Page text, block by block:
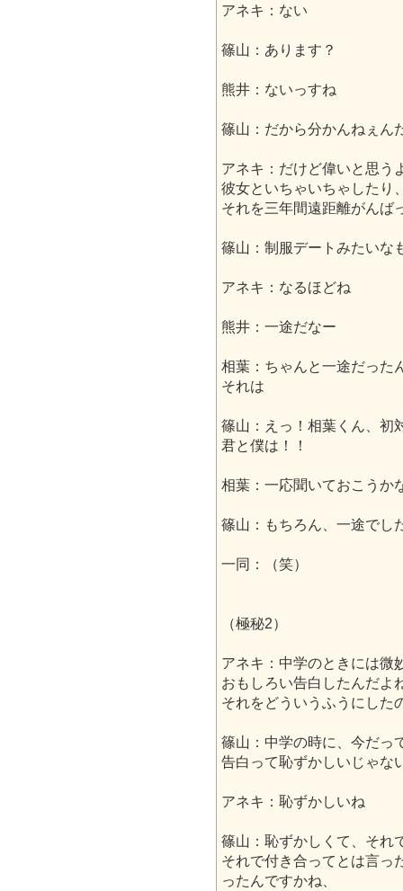
アネキ：ない
篠山：あります？
熊井：ないっすね
篠山：だから分かんねぇん
アネキ：だけど偉いと思う
彼女といちゃいちゃしたり
それを三年間遠距離がんば
篠山：制服デートみたいな
アネキ：なるほどね
熊井：一途だなー
相葉：ちゃんと一途だった
それは
篠山：えっ！相葉くん、初
君と僕は！！
相葉：一応聞いておこうか
篠山：もちろん、一途でし
一同：（笑）
（極秘2）
アネキ：中学のときには微
おもしろい告白したんだよ
それをどういうふうにした
篠山：中学の時に、今だっ
告白って恥ずかしいじゃな
アネキ：恥ずかしいね
篠山：恥ずかしくて、それ
それで付き合ってとは言っ
ったんですかね、